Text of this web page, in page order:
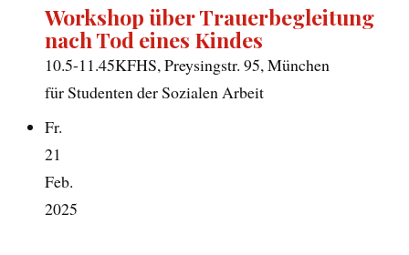
Workshop über Trauerbegleitung
nach Tod eines Kindes
10.5-11.45KFHS, Preysingstr. 95, München
für Studenten der Sozialen Arbeit
Fr.
21
Feb.
2025